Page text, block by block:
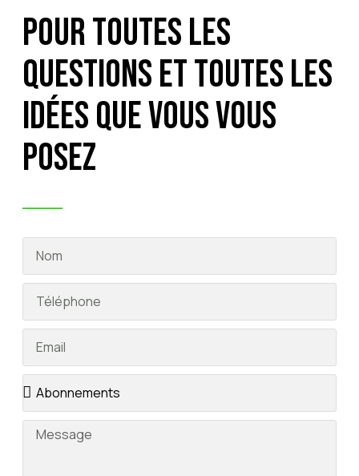
Pour toutes les
questions et toutes les
idées que vous vous
posez